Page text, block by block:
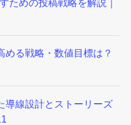
ための投稿戦略を解説｜
める戦略・数値目標は？
導線設計とストーリーズ